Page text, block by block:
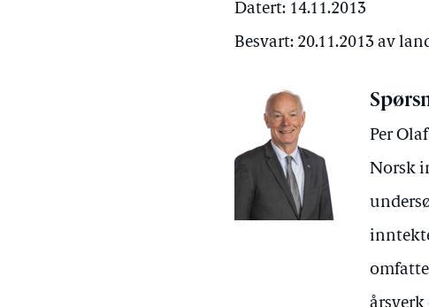
Datert: 14.11.2013
Besvart: 20.11.2013 av
Per
Norsk